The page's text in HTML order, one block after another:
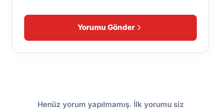
Yorumu Gönder
Henüz yorum yapılmamış. İlk yorumu siz